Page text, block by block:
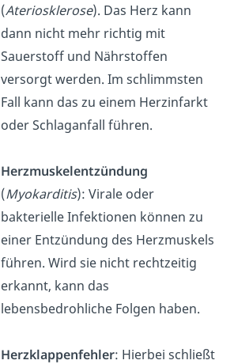
(Ateriosklerose). Das Herz kann
dann nicht mehr richtig mit
Sauerstoff und Nährstoffen
versorgt werden. Im schlimmsten
Fall kann das zu einem Herzinfarkt
oder Schlaganfall führen.
Herzmuskelentzündung
(Myokarditis): Virale oder
bakterielle Infektionen können zu
einer Entzündung des Herzmuskels
führen. Wird sie nicht rechtzeitig
erkannt, kann das
lebensbedrohliche Folgen haben.
Herzklappenfehler: Hierbei schließt